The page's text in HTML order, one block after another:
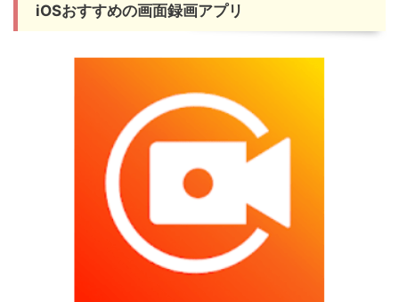
iOSおすすめの画面録画アプリ